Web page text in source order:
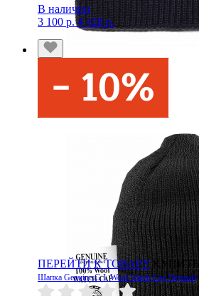
В наличии
3 100 р. 4 428 р.
ПЕРЕЙТИ К ТОВАРУ КУПИТЬ
Шапка Genuine G.I. Wool Watch Cap Черный